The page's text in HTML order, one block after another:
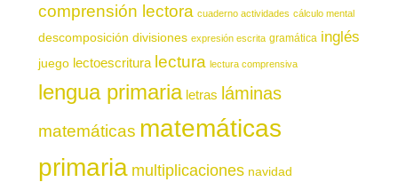
comprensión lectora cuaderno actividades cálculo mental
descomposición divisiones expresión escrita gramática inglés
juego lectoescritura lectura lectura comprensiva
lengua primaria letras láminas
matemáticas matemáticas
primaria multiplicaciones navidad